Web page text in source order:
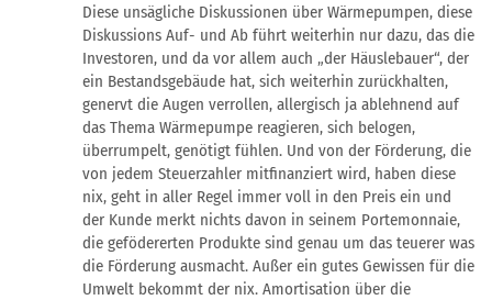
Diese unsägliche Diskussionen über Wärmepumpen, diese
Diskussions Auf- und Ab führt weiterhin nur dazu, das die
Investoren, und da vor allem auch „der Häuslebauer“, der
ein Bestandsgebäude hat, sich weiterhin zurückhalten,
genervt die Augen verrollen, allergisch ja ablehnend auf
das Thema Wärmepumpe reagieren, sich belogen,
überrumpelt, genötigt fühlen. Und von der Förderung, die
von jedem Steuerzahler mitfinanziert wird, haben diese
nix, geht in aller Regel immer voll in den Preis ein und
der Kunde merkt nichts davon in seinem Portemonnaie,
die gefödererten Produkte sind genau um das teuerer was
die Förderung ausmacht. Außer ein gutes Gewissen für die
Umwelt bekommt der nix. Amortisation über die